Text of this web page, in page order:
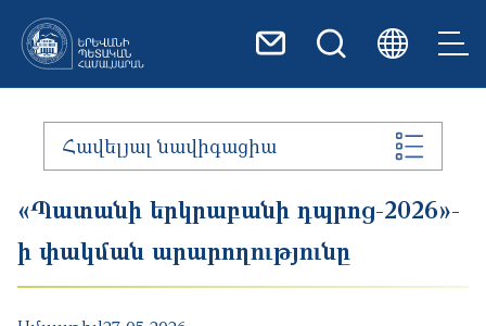
Հավելյալ նավիգացիա
«Պատանի երկրաբանի դպրոց-2026»-
ի փակման արարողությունը